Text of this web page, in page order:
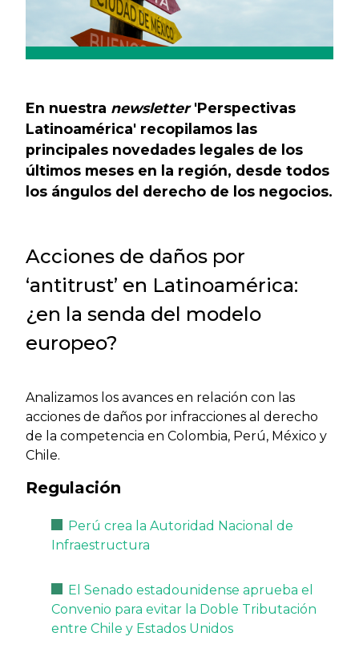
En nuestra newsletter'Perspectivas
Latinoamérica' recopilamos las
principales novedades legales de los
últimos meses en la región, desde todos
los ángulos del derecho de los negocios.
Acciones de daños por
‘antitrust’ en Latinoamérica:
¿en la senda del modelo
europeo?
Analizamos los avances en relación con las
acciones de daños por infracciones al derecho
de la competencia en Colombia, Perú, México y
Chile.
Regulación
Perú crea la Autoridad Nacional de
Infraestructura
El Senado estadounidense aprueba el
Convenio para evitar la Doble Tributación
entre Chile y Estados Unidos